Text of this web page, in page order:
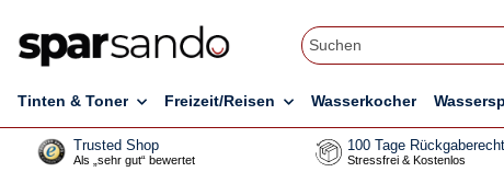
Tinten & Toner Freizeit/Reisen Wasserkocher
Trusted Shop
Als „sehr gut“ bewertet
100 Tage Rückgaberecht
Stressfrei & Kostenlos